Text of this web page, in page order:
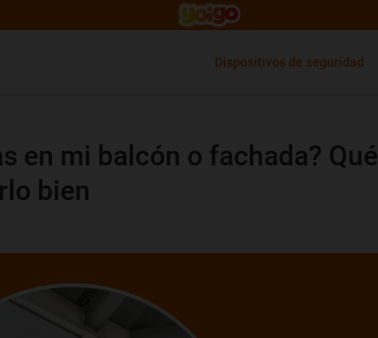
Dispositivos de seguridad
en mi balcón o fachada? Qué
bien